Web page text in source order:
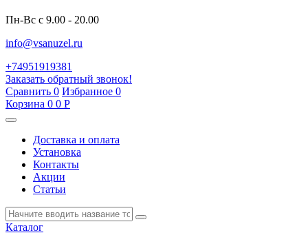
Пн-Вс с 9.00 - 20.00
info@vsanuzel.ru
+74951919381
Заказать обратный звонок!
Сравнить 0 Избранное 0
Корзина 0 0 Р
Доставка и оплата
Установка
Контакты
Акции
Статьи
Каталог